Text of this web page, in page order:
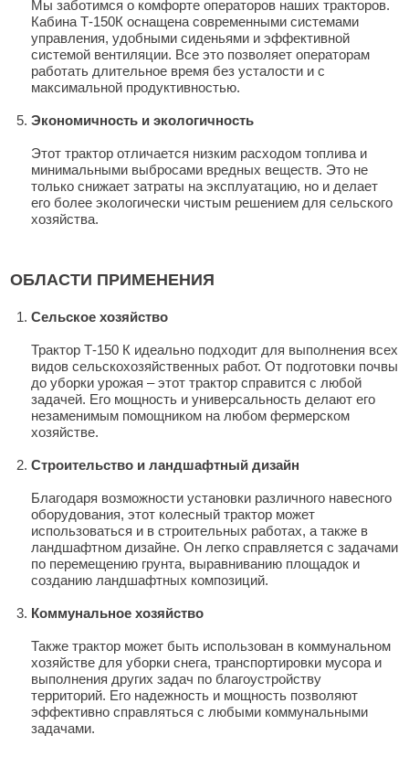
Мы заботимся о комфорте операторов наших тракторов.
Кабина Т-150К оснащена современными системами
управления, удобными сиденьями и эффективной
системой вентиляции. Все это позволяет операторам
работать длительное время без усталости и с
максимальной продуктивностью.
Экономичность и экологичность
Этот трактор отличается низким расходом топлива и
минимальными выбросами вредных веществ. Это не
только снижает затраты на эксплуатацию, но и делает
его более экологически чистым решением для сельского
хозяйства.
ОБЛАСТИ ПРИМЕНЕНИЯ
Сельское хозяйство
Трактор Т-150 К идеально подходит для выполнения всех
видов сельскохозяйственных работ. От подготовки почвы
до уборки урожая – этот трактор справится с любой
задачей. Его мощность и универсальность делают его
незаменимым помощником на любом фермерском
хозяйстве.
Строительство и ландшафтный дизайн
Благодаря возможности установки различного навесного
оборудования, этот колесный трактор может
использоваться и в строительных работах, а также в
ландшафтном дизайне. Он легко справляется с задачами
по перемещению грунта, выравниванию площадок и
созданию ландшафтных композиций.
Коммунальное хозяйство
Также трактор может быть использован в коммунальном
хозяйстве для уборки снега, транспортировки мусора и
выполнения других задач по благоустройству
территорий. Его надежность и мощность позволяют
эффективно справляться с любыми коммунальными
задачами.